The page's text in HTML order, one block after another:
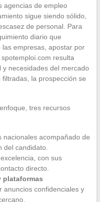
agencias de empleo
sigue siendo sólido,
de personal. Para
diario que
empresas, apostar por
resulta
necesidades del mercado
la prospección se
tres recursos
nacionales acompañado de
del candidato.
con sus
directo.
plataformas
anuncios confidenciales y